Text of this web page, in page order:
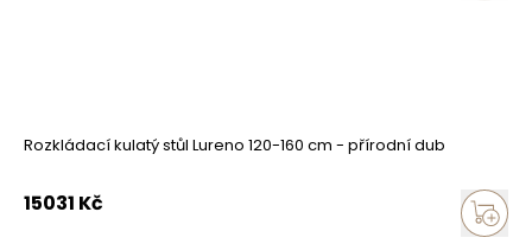
Rozkládací kulatý stůl Lureno 120-160 cm - přírodní dub
15031 Kč